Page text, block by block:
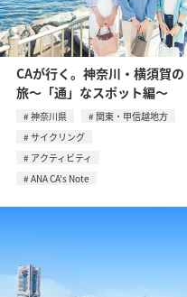
CAが行く。神奈川・横須賀の
旅〜「通」なスポット編〜
神奈川県
関東・甲信越地方
サイクリング
アクティビティ
ANA CA's Note